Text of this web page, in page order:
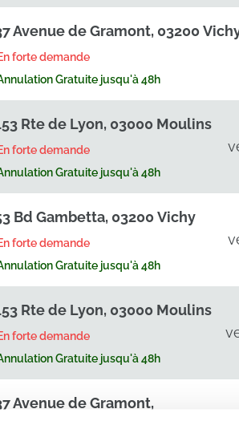
Avenue de Gramont, 03200
forte demande
Gratuite jusqu'à 48h
Rte de Lyon, 03000 Moulins
forte demande
Gratuite jusqu'à 48h
Bd Gambetta, 03200 Vichy
forte demande
Gratuite jusqu'à 48h
Rte de Lyon, 03000 Moulins
forte demande
Gratuite jusqu'à 48h
Avenue de Gramont,